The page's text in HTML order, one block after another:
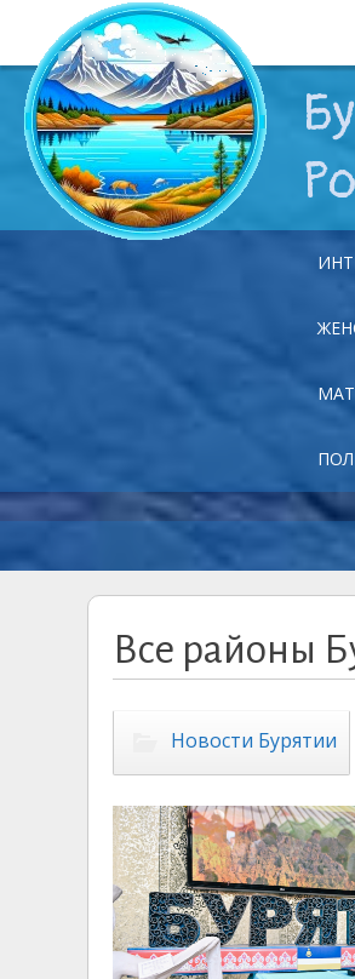
Все районы
Новости Бурятии